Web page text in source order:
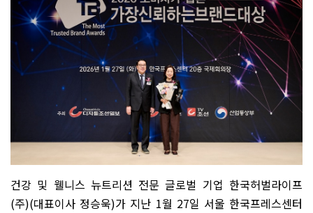
건강 및 웰니스 뉴트리션 전문 글로벌 기업 한국허벌라이프
(주)(대표이사 정승욱)가 지난 1월 27일 서울 한국프레스센터